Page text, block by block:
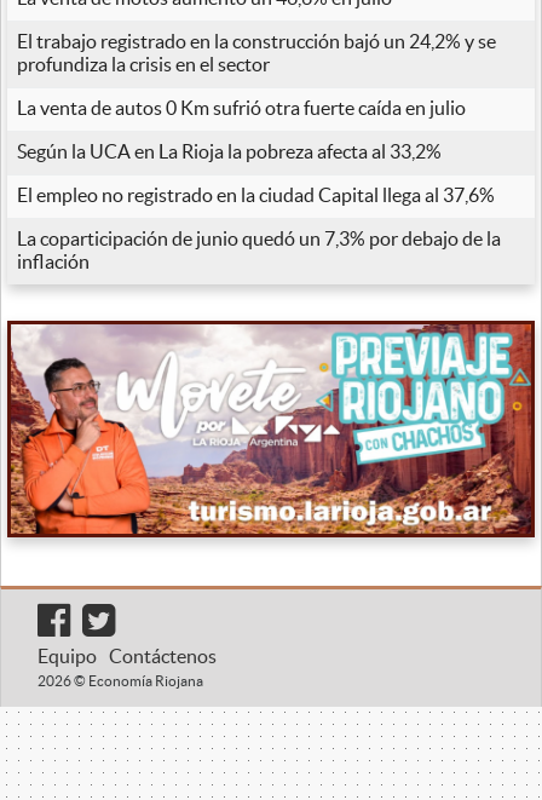
El trabajo registrado en la construcción bajó un 24,2% y se
profundiza la crisis en el sector
La venta de autos 0 Km sufrió otra fuerte caída en julio
Según la UCA en La Rioja la pobreza afecta al 33,2%
El empleo no registrado en la ciudad Capital llega al 37,6%
La coparticipación de junio quedó un 7,3% por debajo de la
inflación
Equipo Contáctenos
2026 © Economía Riojana